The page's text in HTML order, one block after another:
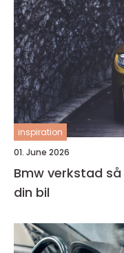
inspiration
01. June 2026
Bmw verkstad så väljer du rätt partner för
din bil